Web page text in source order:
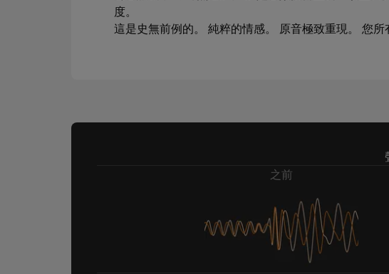
度。
這是史無前例的。 純粹的情感。 原音極致重現。 您
之前